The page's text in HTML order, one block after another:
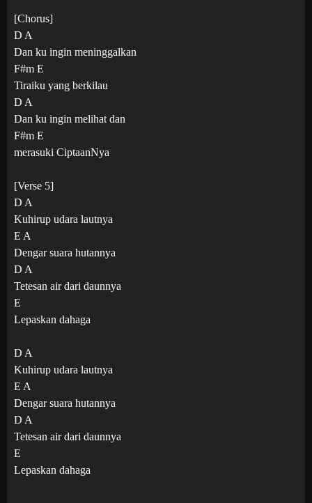
[Chorus]
D A
Dan ku ingin meninggalkan
F#m E
Tiraiku yang berkilau
D A
Dan ku ingin melihat dan
F#m E
merasuki CiptaanNya
[Verse 5]
D A
Kuhirup udara lautnya
E A
Dengar suara hutannya
D A
Tetesan air dari daunnya
E
Lepaskan dahaga
D A
Kuhirup udara lautnya
E A
Dengar suara hutannya
D A
Tetesan air dari daunnya
E
Lepaskan dahaga